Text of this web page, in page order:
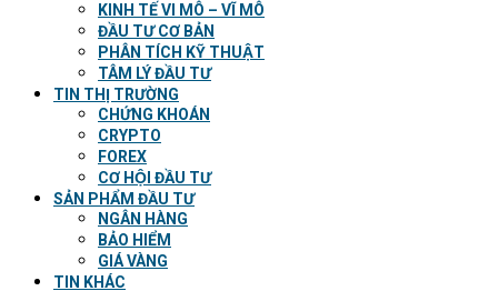
KINH TẾ VI MÔ – VĨ MÔ
ĐẦU TƯ CƠ BẢN
PHÂN TÍCH KỸ THUẬT
TÂM LÝ ĐẦU TƯ
TIN THỊ TRƯỜNG
CHỨNG KHOÁN
CRYPTO
FOREX
CƠ HỘI ĐẦU TƯ
SẢN PHẨM ĐẦU TƯ
NGÂN HÀNG
BẢO HIỂM
GIÁ VÀNG
TIN KHÁC